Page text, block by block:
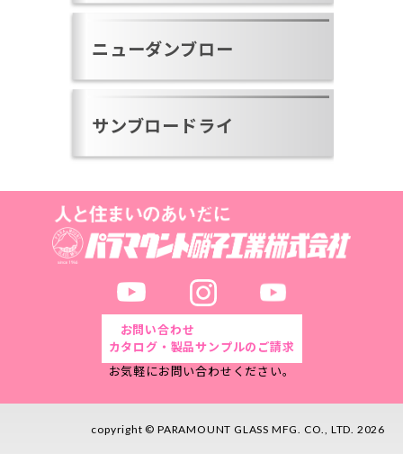
ニューダンブロー
サンブロードライ
お問い合わせ
カタログ・製品サンプルのご請求
お気軽にお問い合わせください。
copyright © PARAMOUNT GLASS MFG. CO., LTD. 2026